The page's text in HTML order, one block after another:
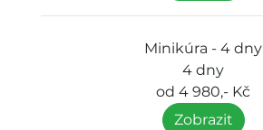
Minikúra - 4 dny
4 dny
od 4 980,- Kč
Zobrazit